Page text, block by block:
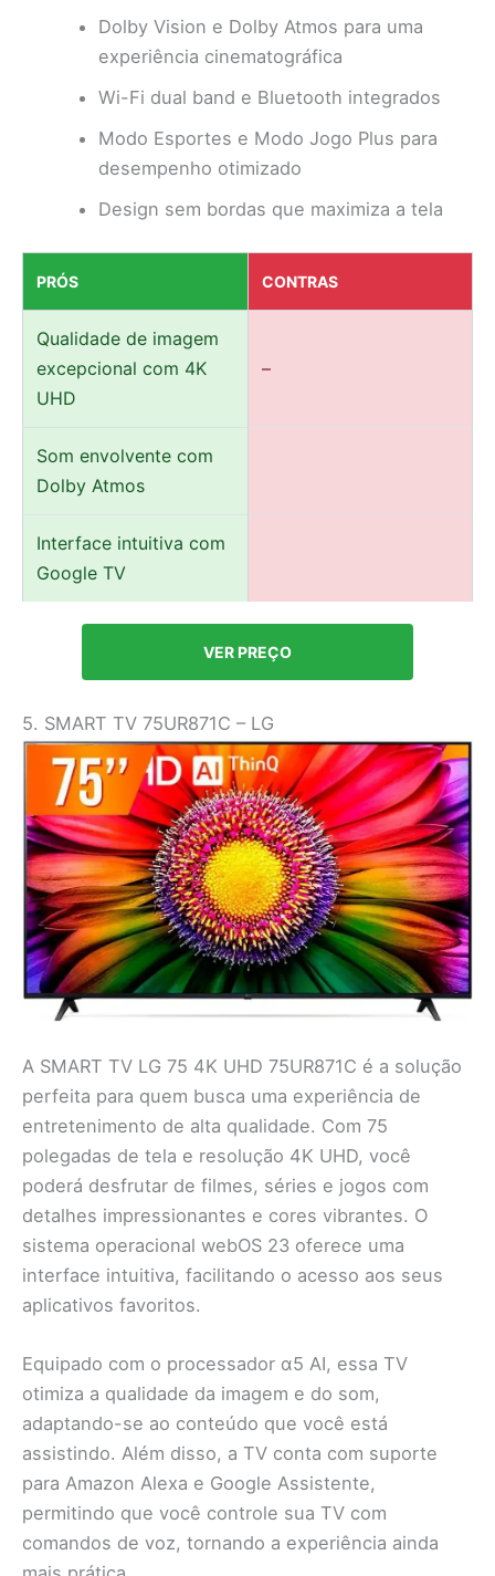
Dolby Vision e Dolby Atmos para uma
experiência cinematográfica
Wi-Fi dual band e Bluetooth integrados
Modo Esportes e Modo Jogo Plus para
desempenho otimizado
Design sem bordas que maximiza a tela
PRÓS CONTRAS
Qualidade de imagem
excepcional com 4K
UHD
–
Som envolvente com
Dolby Atmos
Interface intuitiva com
Google TV
VER PREÇO
5. SMART TV 75UR871C – LG
A SMART TV LG 75 4K UHD 75UR871C é a solução
perfeita para quem busca uma experiência de
entretenimento de alta qualidade. Com 75
polegadas de tela e resolução 4K UHD, você
poderá desfrutar de filmes, séries e jogos com
detalhes impressionantes e cores vibrantes. O
sistema operacional webOS 23 oferece uma
interface intuitiva, facilitando o acesso aos seus
aplicativos favoritos.
Equipado com o processador α5 AI, essa TV
otimiza a qualidade da imagem e do som,
adaptando-se ao conteúdo que você está
assistindo. Além disso, a TV conta com suporte
para Amazon Alexa e Google Assistente,
permitindo que você controle sua TV com
comandos de voz, tornando a experiência ainda